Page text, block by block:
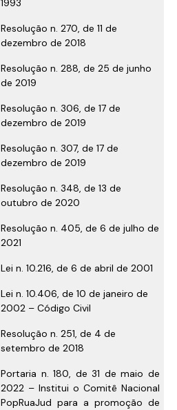
1993
Resolução n. 270, de 11 de
dezembro de 2018
Resolução n. 288, de 25 de junho
de 2019
Resolução n. 306, de 17 de
dezembro de 2019
Resolução n. 307, de 17 de
dezembro de 2019
Resolução n. 348, de 13 de
outubro de 2020
Resolução n. 405, de 6 de julho de
2021
Lei n. 10.216, de 6 de abril de 2001
Lei n. 10.406, de 10 de janeiro de
2002 – Código Civil
Resolução n. 251, de 4 de
setembro de 2018
Portaria n. 180, de 31 de maio de
2022 – Institui o Comitê Nacional
PopRuaJud para a promoção de